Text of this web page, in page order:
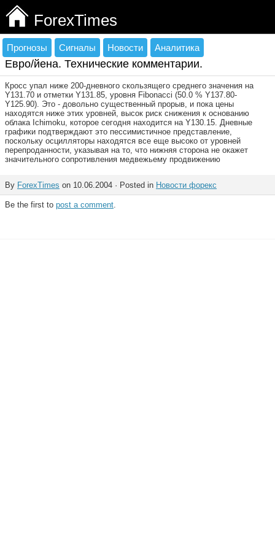
ForexTimes
Прогнозы Сигналы Новости Аналитика
Евро/йена. Технические комментарии.
Кросс упал ниже 200-дневного скользящего среднего значения на
Y131.70 и отметки Y131.85, уровня Fibonacci (50.0 % Y137.80-
Y125.90). Это - довольно существенный прорыв, и пока цены
находятся ниже этих уровней, высок риск снижения к основанию
облака Ichimoku, которое сегодня находится на Y130.15. Дневные
графики подтверждают это пессимистичное представление,
поскольку осцилляторы находятся все еще высоко от уровней
перепроданности, указывая на то, что нижняя сторона не окажет
значительного сопротивления медвежьему продвижению
By ForexTimes on 10.06.2004 · Posted in Новости форекс
Be the first to post a comment.